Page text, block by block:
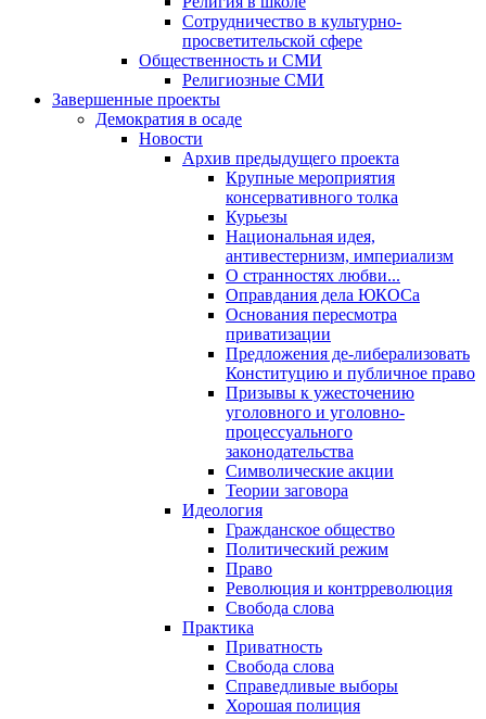
Сотрудничество в культурно-
просветительской сфере
Общественность и СМИ
Религиозные СМИ
Завершенные проекты
Демократия в осаде
Новости
Архив предыдущего проекта
Крупные мероприятия
консервативного толка
Курьезы
Национальная идея,
антивестернизм, империализм
О странностях любви...
Оправдания дела ЮКОСа
Основания пересмотра
приватизации
Предложения де-либерализовать
Конституцию и публичное право
Призывы к ужесточению
уголовного и уголовно-
процессуального
законодательства
Символические акции
Теории заговора
Идеология
Гражданское общество
Политический режим
Право
Революция и контрреволюция
Свобода слова
Практика
Приватность
Свобода слова
Справедливые выборы
Хорошая полиция